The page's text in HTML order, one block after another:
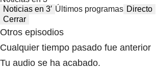
Noticias en 3′ Últimos programas Directo
Cerrar
Otros episodios
Cualquier tiempo pasado fue anterior
Tu audio se ha acabado.